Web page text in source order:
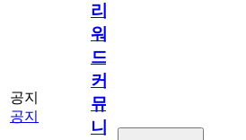
공지
공지
리
워
드
커
뮤
니